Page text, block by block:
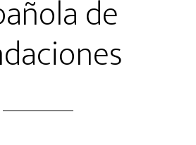
de